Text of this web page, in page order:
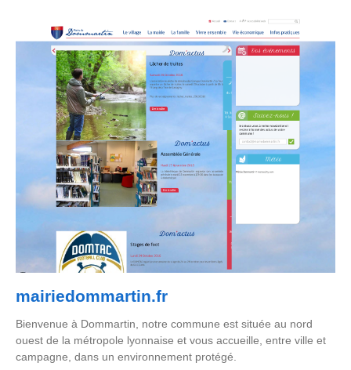
mairiedommartin.fr
Bienvenue à Dommartin, notre commune est située au nord
ouest de la métropole lyonnaise et vous accueille, entre ville et
campagne, dans un environnement protégé.